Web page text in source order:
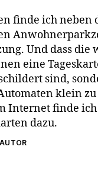
finde ich neben
Und dass die
eine
sind,
klein zu
Internet finde ich
dazu.